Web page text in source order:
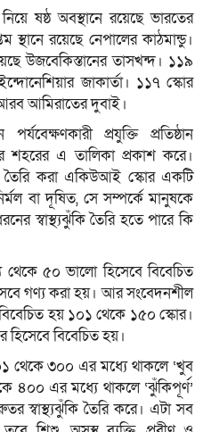
ষষ্ঠ অবস্থানে রয়েছে ভারতের
রয়েছে নেপালের কাঠমান্ডু।
উজবেকিস্তানের তাসখন্দ। ১১৯
জাকার্তা। ১১৭ স্কোর
আমিরাতের দুবাই।
প্রযুক্তি প্রতিষ্ঠান
এ তালিকা প্রকাশ করে।
তৈরি করা একিউআই স্কোর একটি
বা দূষিত, সে সম্পর্কে মানুষকে
স্বাস্থ্যঝুঁকি তৈরি হতে পারে কি
৫০ ভালো হিসেবে বিবেচিত
গণ্য করা হয়। আর সংবেদনশীল
বিবেচিত হয় ১০১ থেকে ১৫০ স্কোর।
হিসেবে বিবেচিত হয়।
৩০০ এর মধ্যে থাকলে ‘খুব
৪০০ এর মধ্যে থাকলে ‘ঝুঁকিপূর্ণ’
স্বাস্থ্যঝুঁকি তৈরি করে। এটা সব